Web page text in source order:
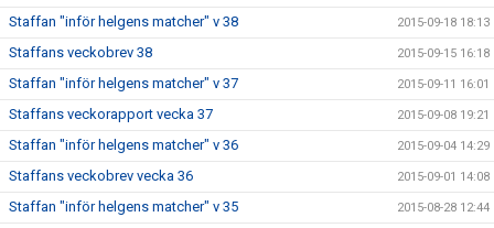
Staffan "inför helgens matcher" v 38 2015-09-18 18:13
Staffans veckobrev 38 2015-09-15 16:18
Staffan "inför helgens matcher" v 37 2015-09-11 16:01
Staffans veckorapport vecka 37 2015-09-08 19:21
Staffan "inför helgens matcher" v 36 2015-09-04 14:29
Staffans veckobrev vecka 36 2015-09-01 14:08
Staffan "inför helgens matcher" v 35 2015-08-28 12:44